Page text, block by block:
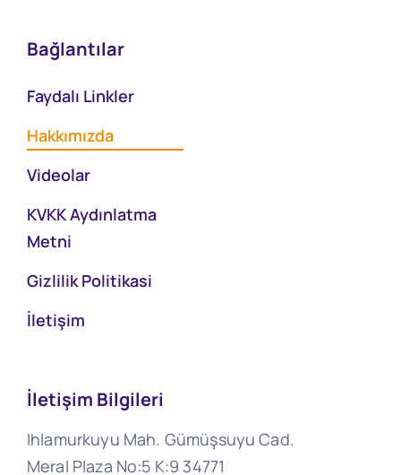
Bağlantılar
Faydalı Linkler
Hakkımızda
Videolar
KVKK Aydınlatma
Metni
Gizlilik Politikasi
İletişim
İletişim Bilgileri
Ihlamurkuyu Mah. Gümüşsuyu Cad.
Meral Plaza No:5 K:9 34771